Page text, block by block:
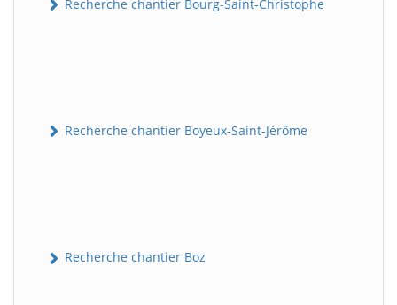
Recherche chantier Bourg-Saint-Christophe
Recherche chantier Boyeux-Saint-Jérôme
Recherche chantier Boz